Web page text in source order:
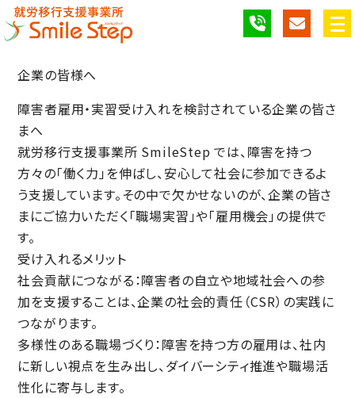
企業の皆様へ
障害者雇用・実習受け入れを検討されている企業の皆さ
まへ
就労移行支援事業所 SmileStep では、障害を持つ
方々の「働く力」を伸ばし、安心して社会に参加できるよ
う支援しています。その中で欠かせないのが、企業の皆さ
まにご協力いただく「職場実習」や「雇用機会」の提供で
す。
受け入れるメリット
社会貢献につながる：障害者の自立や地域社会への参
加を支援することは、企業の社会的責任（CSR）の実践に
つながります。
多様性のある職場づくり：障害を持つ方の雇用は、社内
に新しい視点を生み出し、ダイバーシティ推進や職場活
性化に寄与します。